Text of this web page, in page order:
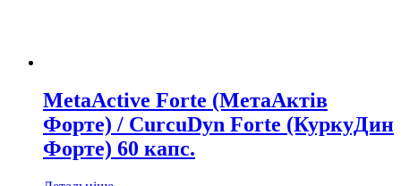
MetaActive Forte (МетаАктів
Форте) / CurcuDyn Forte (КуркуДин
Форте) 60 капс.